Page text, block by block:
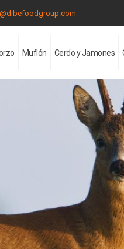
Muflón Cerdo y Jamones